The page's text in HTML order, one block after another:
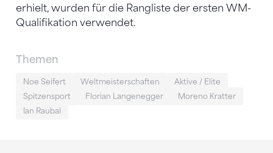
erhielt, wurden für die Rangliste der ersten WM-
Qualifikation verwendet.
Themen
Noe Seifert Weltmeisterschaften
Aktive / Elite
Spitzensport
Florian Langenegger
Moreno Kratter
Ian Raubal